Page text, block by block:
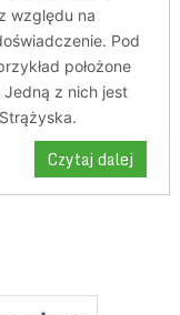
względu na
Pod
położone
z nich jest
Czytaj dalej